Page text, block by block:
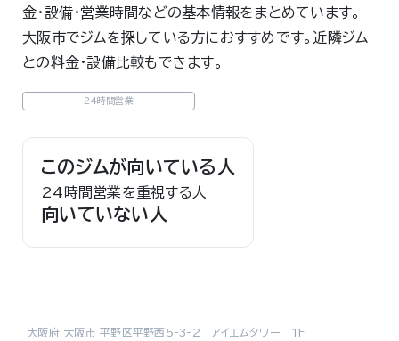
金・設備・営業時間などの基本情報をまとめています。
大阪市でジムを探している方におすすめです。近隣ジム
との料金・設備比較もできます。
24時間営業
このジムが向いている人
24時間営業を重視する人
向いていない人
大阪府 大阪市 平野区平野西5-3-2 アイエムタワー 1F